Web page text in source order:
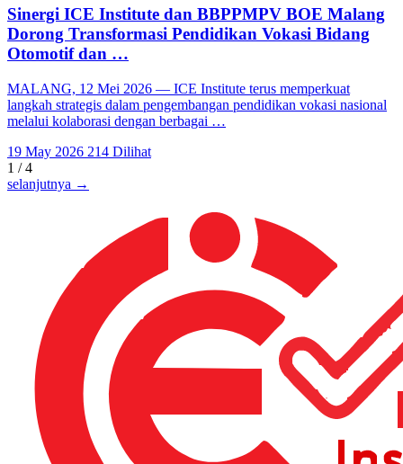
Sinergi ICE Institute dan BBPPMPV BOE Malang
Dorong Transformasi Pendidikan Vokasi Bidang
Otomotif dan …
MALANG, 12 Mei 2026 — ICE Institute terus memperkuat
langkah strategis dalam pengembangan pendidikan vokasi nasional
melalui kolaborasi dengan berbagai …
19 May 2026 214 Dilihat
1 / 4
selanjutnya →